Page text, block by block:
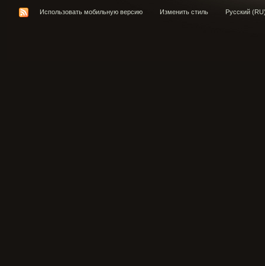
Использовать мобильную версию Изменить стиль Русский